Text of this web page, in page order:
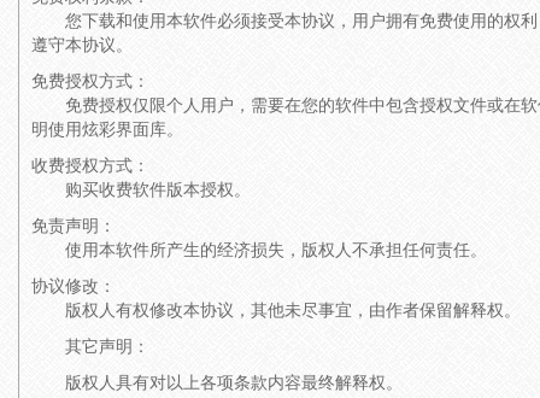
您下载和使用本软件必须接受本协议，用户拥有免费使用的权
遵守本协议。
免费授权方式：
免费授权仅限个人用户，需要在您的软件中包含授权文件或在
明使用炫彩界面库。
收费授权方式：
购买收费软件版本授权。
免责声明：
使用本软件所产生的经济损失，版权人不承担任何责任。
协议修改：
版权人有权修改本协议，其他未尽事宜，由作者保留解释权。
其它声明：
版权人具有对以上各项条款内容最终解释权。